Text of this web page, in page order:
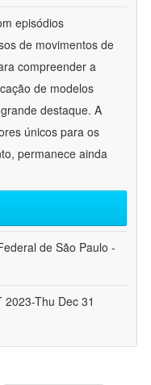
episódios
de movimentos de
compreender a
de modelos
destaque. A
únicos para os
permanece ainda
de São Paulo -
Thu Dec 31